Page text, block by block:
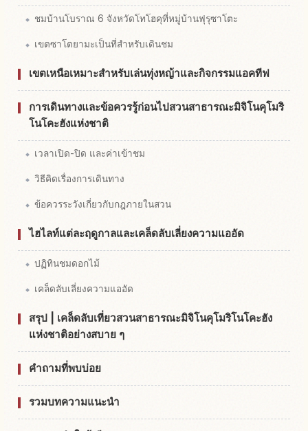
ชมบ้านโบราณ 6 จังหวัดโทโฮคุที่หมู่บ้านฟุรุซาโตะ
เขตซาโตยามะเป็นที่สำหรับเดินชม
เขตเหนือเหมาะสำหรับเล่นทุ่งหญ้าและกิจกรรมแอคทีฟ
การเดินทางและข้อควรรู้ก่อนไปสวนสาธารณะมิจิโนคุโมริ
โนโคะฮังแห่งชาติ
เวลาเปิด-ปิด และค่าเข้าชม
วิธีคิดเรื่องการเดินทาง
ข้อควรระวังเกี่ยวกับกฎภายในสวน
ไฮไลท์แต่ละฤดูกาลและเคล็ดลับเลี่ยงความแออัด
ปฏิทินชมดอกไม้
เคล็ดลับเลี่ยงความแออัด
สรุป | เคล็ดลับเที่ยวสวนสาธารณะมิจิโนคุโมริโนโคะฮัง
แห่งชาติอย่างสบาย ๆ
คำถามที่พบบ่อย
รวมบทความแนะนำ